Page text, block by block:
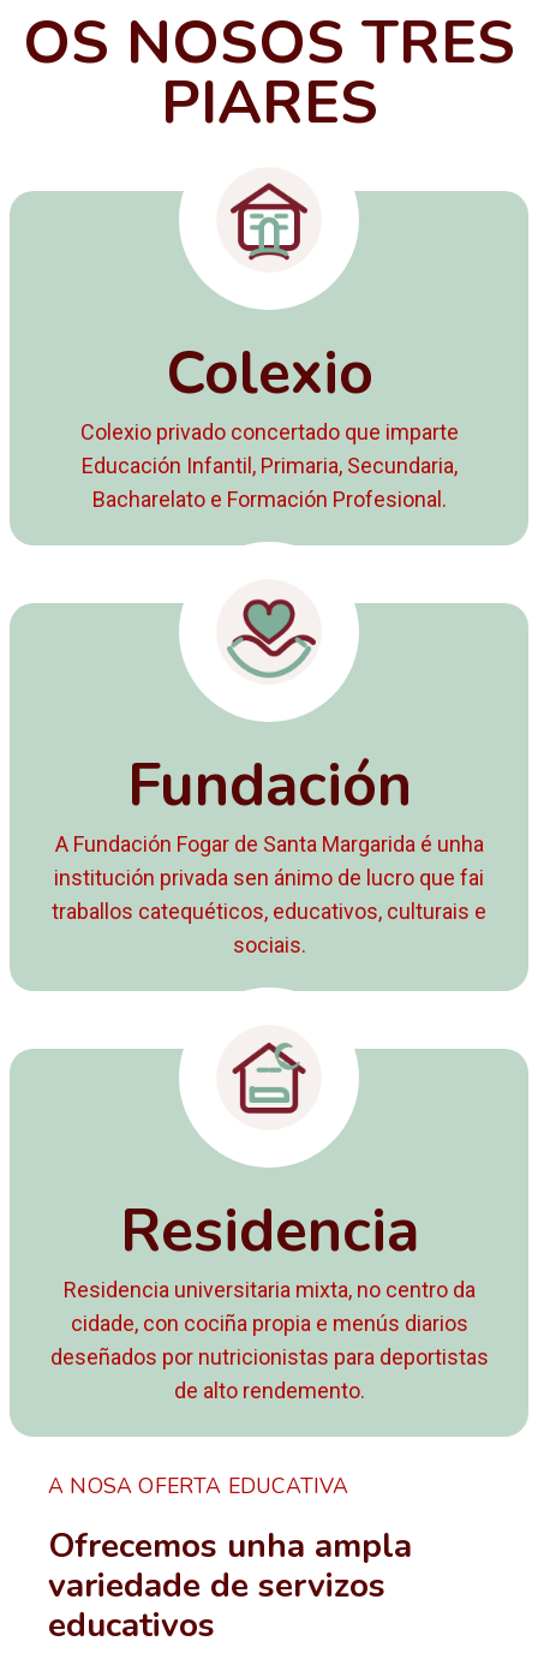
OS NOSOS TRES
PIARES
Colexio
Colexio privado concertado que imparte
Educación Infantil, Primaria, Secundaria,
Bacharelato e Formación Profesional.
Fundación
A Fundación Fogar de Santa Margarida é unha
institución privada sen ánimo de lucro que fai
traballos catequéticos, educativos, culturais e
sociais.
Residencia
Residencia universitaria mixta, no centro da
cidade, con cociña propia e menús diarios
deseñados por nutricionistas para deportistas
de alto rendemento.
A NOSA OFERTA EDUCATIVA
Ofrecemos unha ampla
variedade de servizos
educativos